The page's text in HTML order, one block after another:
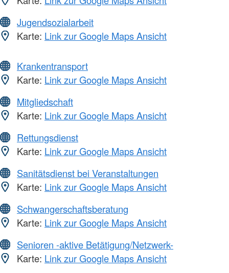
Jugendsozialarbeit
Karte: Link zur Google Maps Ansicht
Krankentransport
Karte: Link zur Google Maps Ansicht
Mitgliedschaft
Karte: Link zur Google Maps Ansicht
Rettungsdienst
Karte: Link zur Google Maps Ansicht
Sanitätsdienst bei Veranstaltungen
Karte: Link zur Google Maps Ansicht
Schwangerschaftsberatung
Karte: Link zur Google Maps Ansicht
Senioren -aktive Betätigung/Netzwerk-
Karte: Link zur Google Maps Ansicht